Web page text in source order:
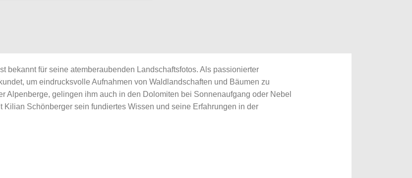
bekannt für seine atemberaubenden Landschaftsfotos. Als passionierter
um eindrucksvolle Aufnahmen von Waldlandschaften und Bäumen zu
Alpenberge, gelingen ihm auch in den Dolomiten bei Sonnenaufgang oder Nebel
Schönberger sein fundiertes Wissen und seine Erfahrungen in der